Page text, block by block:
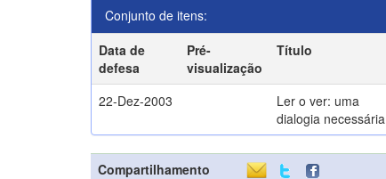
Conjunto de itens:
Data de
defesa
Pré-
visualização
Título
22-Dez-2003
Ler o ver: uma
dialogia necessária
Compartilhamento